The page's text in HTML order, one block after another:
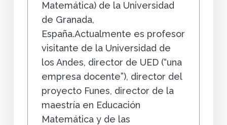
Matemática) de la Universidad
de Granada,
España.Actualmente es profesor
visitante de la Universidad de
los Andes, director de UED (“una
empresa docente”), director del
proyecto Funes, director de la
maestría en Educación
Matemática y de las